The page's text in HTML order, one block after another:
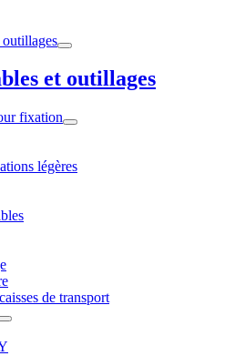
et outillages
fixation
légères
de transport